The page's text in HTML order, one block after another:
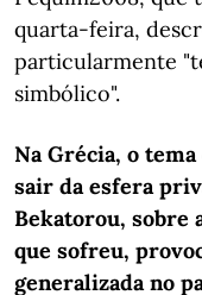
quarta-feira,
particularmente
simbólico".
Na Grécia, o
sair da esfera
Bekatorou, sobre
que sofreu,
generalizada no